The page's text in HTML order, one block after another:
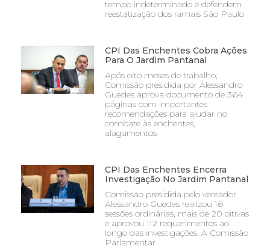
tempo indeterminado e defendem
reestatização dos ramais São Paulo
CPI Das Enchentes Cobra Ações
Para O Jardim Pantanal
Após oito meses de trabalho,
Comissão presidida por Alessandro
Guedes aprova documento de 364
páginas com importantes
recomendações para ajudar no
combate às enchentes,
alagamentos
CPI Das Enchentes Encerra
Investigação No Jardim Pantanal
Comissão presidida pelo vereador
Alessandro Guedes realizou 16
sessões ordinárias, mais de 20 oitivas
e aprovou 112 requerimentos ao
longo das investigações. A Comissão
Parlamentar